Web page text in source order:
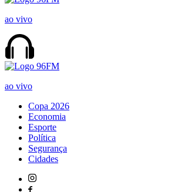
ao vivo
ao vivo
Copa 2026
Economia
Esporte
Política
Segurança
Cidades